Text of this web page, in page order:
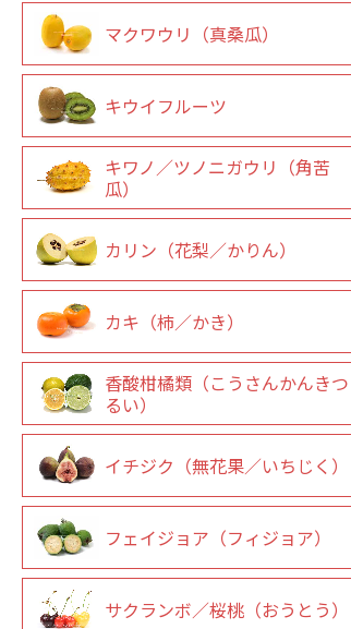
マクワウリ（真桑瓜）
キウイフルーツ
キワノ／ツノニガウリ（角苦
瓜）
カリン（花梨／かりん）
カキ（柿／かき）
香酸柑橘類（こうさんかんきつ
るい）
イチジク（無花果／いちじく）
フェイジョア（フィジョア）
サクランボ／桜桃（おうとう）